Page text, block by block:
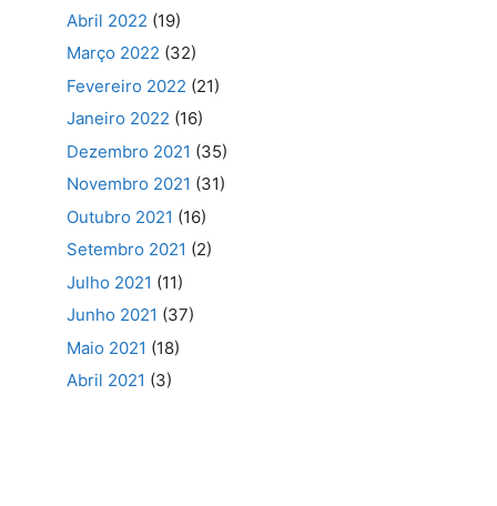
Abril 2022 (19)
Março 2022 (32)
Fevereiro 2022 (21)
Janeiro 2022 (16)
Dezembro 2021 (35)
Novembro 2021 (31)
Outubro 2021 (16)
Setembro 2021 (2)
Julho 2021 (11)
Junho 2021 (37)
Maio 2021 (18)
Abril 2021 (3)